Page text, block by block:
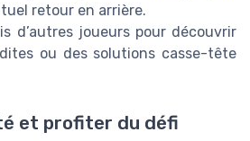
retour en arrière.
d’autres joueurs pour découvrir
ou des solutions casse-tête
et profiter du défi